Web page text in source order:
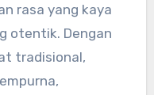
rasa yang kaya
otentik. Dengan
tradisional,